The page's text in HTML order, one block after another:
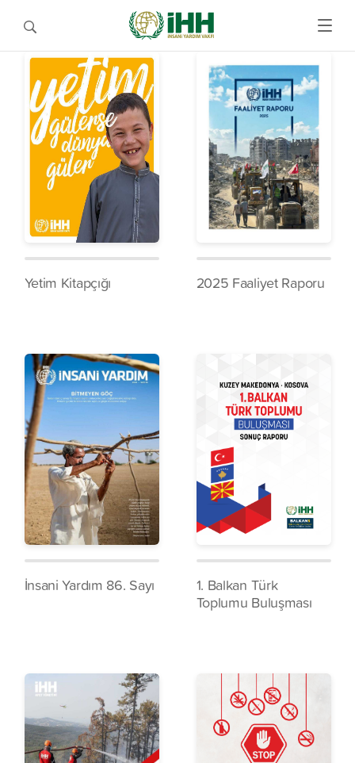
Yetim Kitapçığı 2025 Faaliyet Raporu
İnsani Yardım 86. Sayı
1. Balkan Türk
Toplumu Buluşması